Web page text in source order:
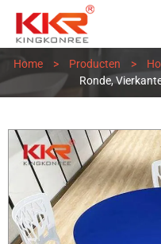
AR
FR
ES
Home > Producten >
Ronde,